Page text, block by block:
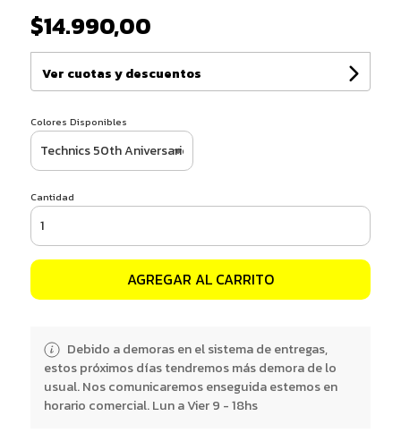
$14.990,00
Ver cuotas y descuentos
Colores Disponibles
Cantidad
AGREGAR AL CARRITO
Debido a demoras en el sistema de entregas,
estos próximos días tendremos más demora de lo
usual. Nos comunicaremos enseguida estemos en
horario comercial. Lun a Vier 9 - 18hs